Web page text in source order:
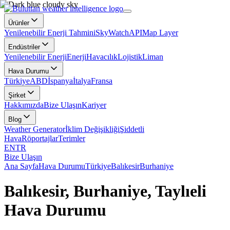
Ürünler
Yenilenebilir Enerji TahminiSkyWatchAPIMap Layer
Endüstriler
Yenilenebilir EnerjiEnerjiHavacılıkLojistikLiman
Hava Durumu
TürkiyeABDİspanyaİtalyaFransa
Şirket
HakkımızdaBize UlaşınKariyer
Blog
Weather Generatorİklim DeğişikliğiŞiddetli
HavaRöportajlarTerimler
ENTR
Bize Ulaşın
Ana SayfaHava DurumuTürkiyeBalıkesirBurhaniye
Balıkesir, Burhaniye, Taylıeli
Hava Durumu